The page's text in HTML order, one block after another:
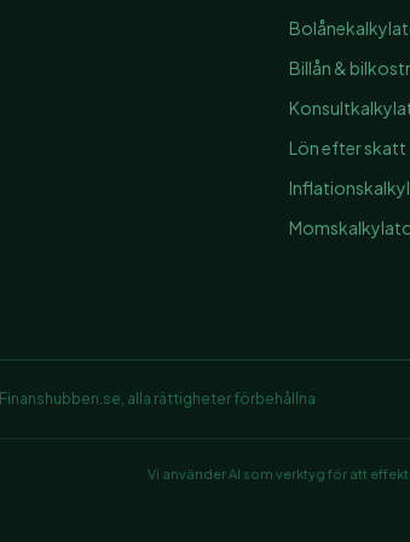
Billån &
Lön efter skatt
Finanshubben.se, alla rättigheter förbehållna
Vi använder AI som verktyg för att